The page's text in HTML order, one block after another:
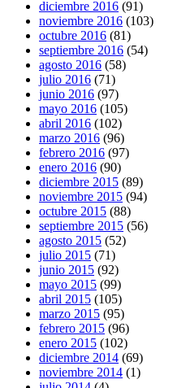
diciembre 2016 (91)
noviembre 2016 (103)
octubre 2016 (81)
septiembre 2016 (54)
agosto 2016 (58)
julio 2016 (71)
junio 2016 (97)
mayo 2016 (105)
abril 2016 (102)
marzo 2016 (96)
febrero 2016 (97)
enero 2016 (90)
diciembre 2015 (89)
noviembre 2015 (94)
octubre 2015 (88)
septiembre 2015 (56)
agosto 2015 (52)
julio 2015 (71)
junio 2015 (92)
mayo 2015 (99)
abril 2015 (105)
marzo 2015 (95)
febrero 2015 (96)
enero 2015 (102)
diciembre 2014 (69)
noviembre 2014 (1)